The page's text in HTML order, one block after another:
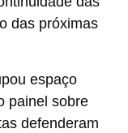
das próximas
espaço
painel sobre
defenderam